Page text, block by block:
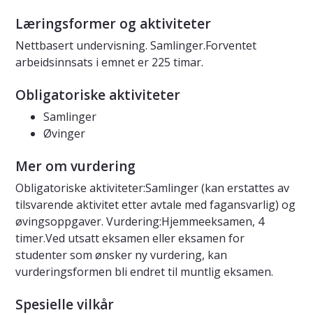
Læringsformer og aktiviteter
Nettbasert undervisning. Samlinger.Forventet
arbeidsinnsats i emnet er 225 timar.
Obligatoriske aktiviteter
Samlinger
Øvinger
Mer om vurdering
Obligatoriske aktiviteter:Samlinger (kan erstattes av
tilsvarende aktivitet etter avtale med fagansvarlig) og
øvingsoppgaver. Vurdering:Hjemmeeksamen, 4
timer.Ved utsatt eksamen eller eksamen for
studenter som ønsker ny vurdering, kan
vurderingsformen bli endret til muntlig eksamen.
Spesielle vilkår